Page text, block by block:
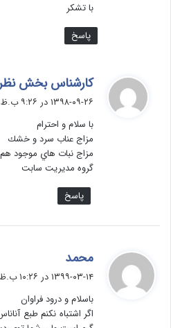
با تشکر
پاسخ
کارشناس بخش
۱۳۹۸-۰۹-۲۶ در ۹:۲۶ ب.ظ
با سلام و احترام
مزاج عناب سرد و خشك
مزاج نبات هاي موجود
گروه مديريت سابت
پاسخ
محمد
ف
:
۱۳۹۹-۰۳-۱۴ در ۱۰:۲۶ ب.ظ
باسلام و درود فراوان
اگر اشتباه نکنم طبع